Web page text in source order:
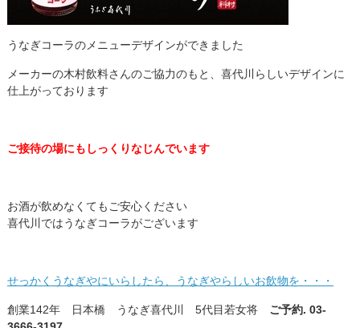
うなぎコーラのメニューデザインができました
メーカーの木村飲料さんのご協力のもと、喜代川らしいデザインに
仕上がっております
ご接待の場にもしっくりなじんでいます
お酒が飲めなくてもご安心ください
喜代川ではうなぎコーラがございます
せっかくうなぎやにいらしたら、うなぎやらしいお飲物を・・・
創業142年 日本橋 うなぎ喜代川 5代目若女将 ご予約. 03-